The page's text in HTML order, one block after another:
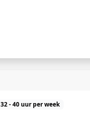
32 - 40 uur per week